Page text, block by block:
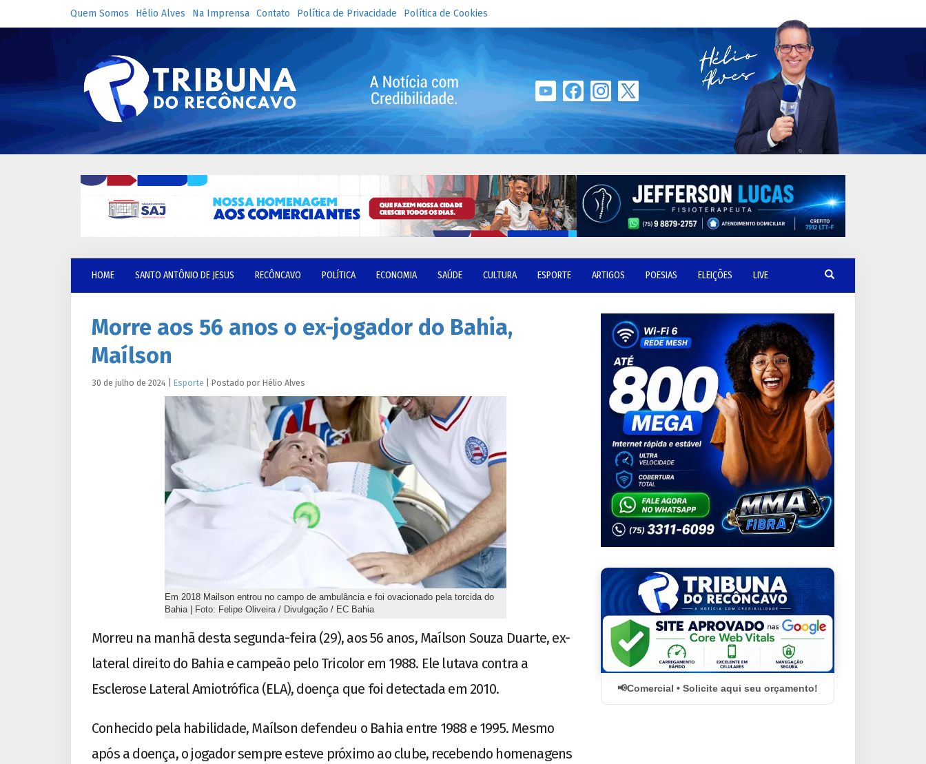
Quem Somos Hélio Alves Na Imprensa Contato Política de Privacidade Política de Cookies
HOME SANTO ANTÔNIO DE JESUS RECÔNCAVO POLÍTICA ECONOMIA SAÚDE CULTURA ESPORTE ARTIGOS POESIAS ELEIÇÕES LIVE
Morre aos 56 anos o ex-jogador do Bahia,
Maílson
30 de julho de 2024 Esporte Postado por Hélio Alves
Em 2018 Mailson entrou no campo de ambulância e foi ovacionado pela torcida do
Bahia | Foto: Felipe Oliveira / Divulgação / EC Bahia
Morreu na manhã desta segunda-feira (29), aos 56 anos, Maílson Souza Duarte, ex-
lateral direito do Bahia e campeão pelo Tricolor em 1988. Ele lutava contra a
Esclerose Lateral Amiotrófica (ELA), doença que foi detectada em 2010.
Conhecido pela habilidade, Maílson defendeu o Bahia entre 1988 e 1995. Mesmo
após a doença, o jogador sempre esteve próximo ao clube, recebendo homenagens
Comercial • Solicite aqui seu orçamento!